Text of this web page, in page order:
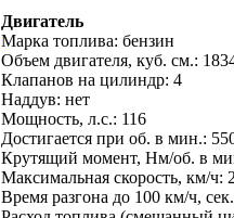
Двигатель
Марка топлива: бензин
Объем двигателя, куб. см.:
Клапанов на цилиндр: 4
Наддув: нет
Мощность, л.с.: 116
Достигается при об. в мин.:
Крутящий момент, Нм/об. в
Максимальная скорость, км/ч:
Время разгона до 100 км/ч,